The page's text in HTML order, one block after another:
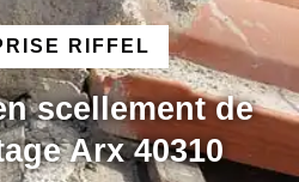
RIFFEL
scellement de
Arx 40310